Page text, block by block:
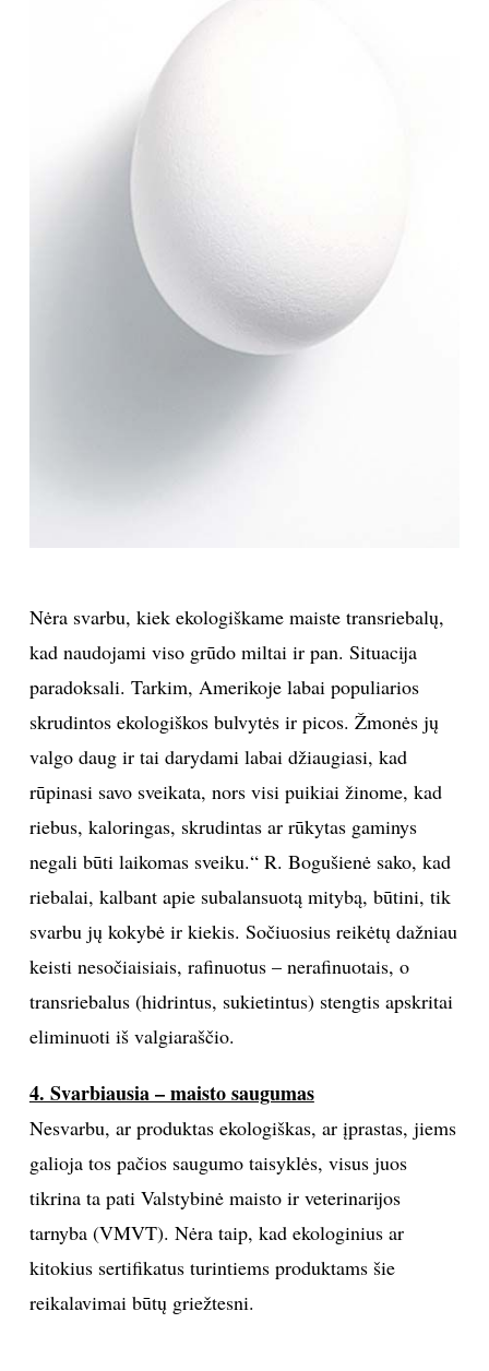
Nėra svarbu, kiek ekologiškame maiste transriebalų,
kad naudojami viso grūdo miltai ir pan. Situacija
paradoksali. Tarkim, Amerikoje labai populiarios
skrudintos ekologiškos bulvytės ir picos. Žmonės jų
valgo daug ir tai darydami labai džiaugiasi, kad
rūpinasi savo sveikata, nors visi puikiai žinome, kad
riebus, kaloringas, skrudintas ar rūkytas gaminys
negali būti laikomas sveiku.“ R. Bogušienė sako, kad
riebalai, kalbant apie subalansuotą mitybą, būtini, tik
svarbu jų kokybė ir kiekis. Sočiuosius reikėtų dažniau
keisti nesočiaisiais, rafinuotus – nerafinuotais, o
transriebalus (hidrintus, sukietintus) stengtis apskritai
eliminuoti iš valgiaraščio.
4. Svarbiausia – maisto saugumas
Nesvarbu, ar produktas ekologiškas, ar įprastas, jiems
galioja tos pačios saugumo taisyklės, visus juos
tikrina ta pati Valstybinė maisto ir veterinarijos
tarnyba (VMVT). Nėra taip, kad ekologinius ar
kitokius sertifikatus turintiems produktams šie
reikalavimai būtų griežtesni.